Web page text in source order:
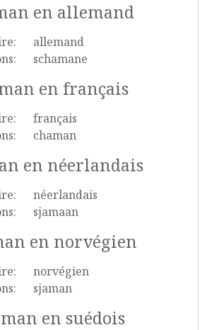
en allemand
allemand
schamane
en français
français
chaman
en néerlandais
néerlandais
sjamaan
en norvégien
norvégien
sjaman
en suédois